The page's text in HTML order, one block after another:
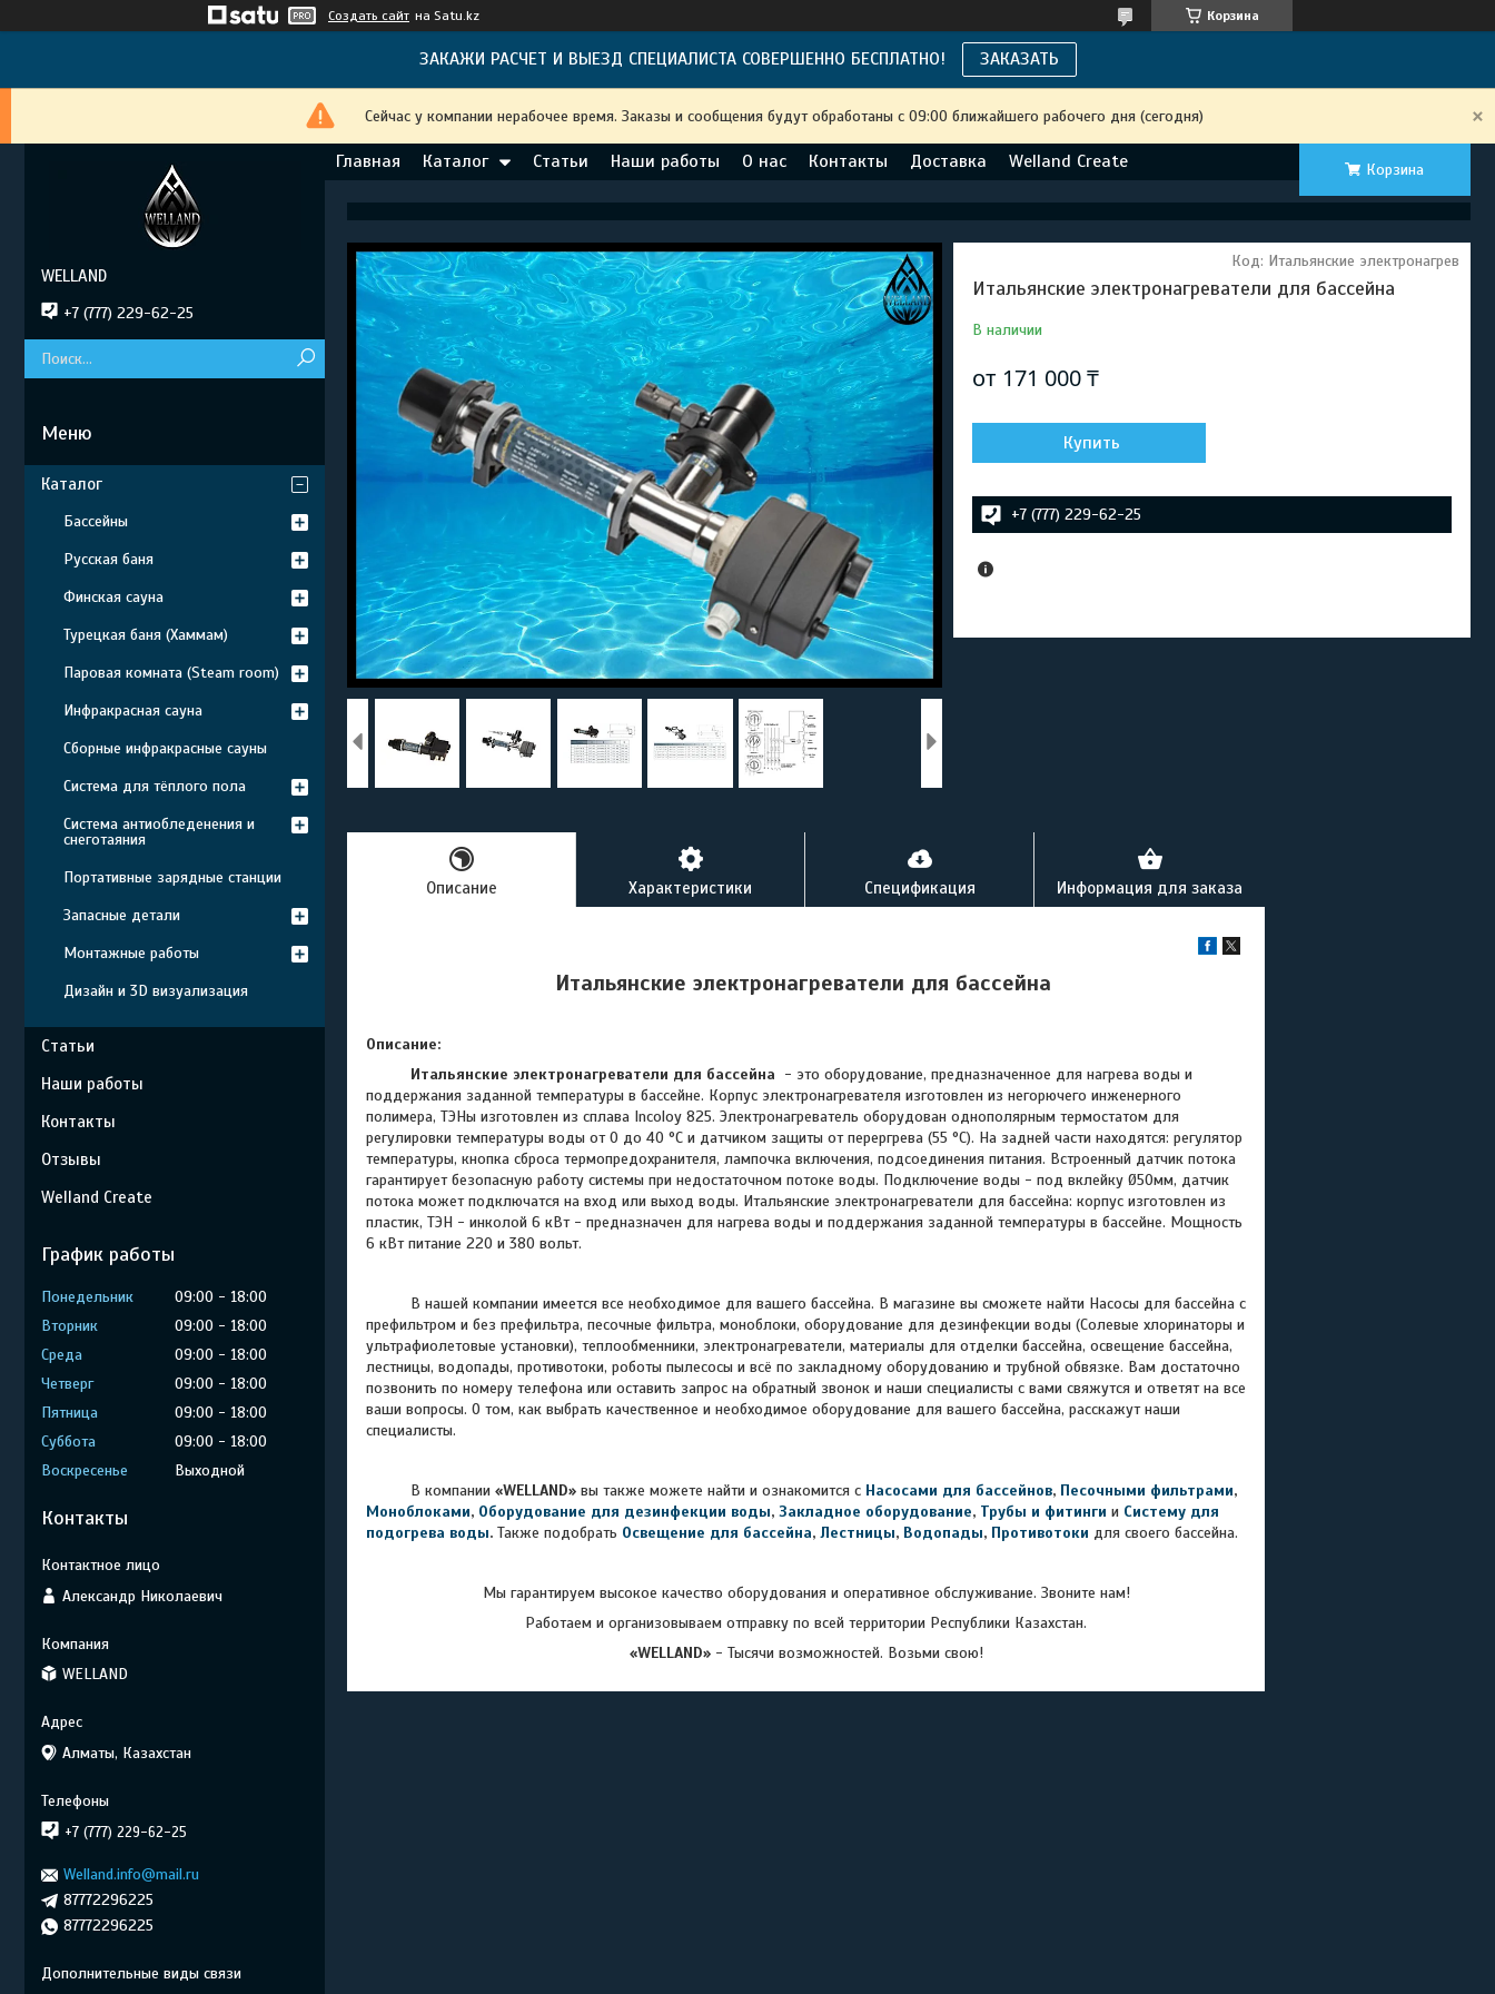
Создать сайт на Satu.kz Корзина
ЗАКАЖИ РАСЧЕТ И ВЫЕЗД СПЕЦИАЛИСТА СОВЕРШЕННО БЕСПЛАТНО! ЗАКАЗАТЬ
Сейчас у компании нерабочее время. Заказы и сообщения будут обработаны с 09:00 ближайшего рабочего дня (сегодня)
Главная Каталог Статьи Наши работы О нас Контакты Доставка Welland Create Корзина
Итальянские электронагреватели для бассейна
В наличии
Код: Итальянские электронагрев
от 171 000 ₸
Купить
+7 (777) 229-62-25
Описание Характеристики Спецификация Информация для заказа
Итальянские электронагреватели для бассейна
Описание:
Итальянские электронагреватели для бассейна - это оборудование, предназначенное для нагрева воды и
поддержания заданной температуры в бассейне. Корпус электронагревателя изготовлен из негорючего инженерного
полимера, ТЭНы изготовлен из сплава Incoloy 825. Электронагреватель оборудован однополярным термостатом для
регулировки температуры воды от 0 до 40 °C и датчиком защиты от перергрева (55 °C). На задней части находятся: регулятор
температуры, кнопка сброса термопредохранителя, лампочка включения, подсоединения питания. Встроенный датчик потока
гарантирует безопасную работу системы при недостаточном потоке воды. Подключение воды - под вклейку Ø50мм, датчик
потока может подключатся на вход или выход воды. Итальянские электронагреватели для бассейна: корпус изготовлен из
пластик, ТЭН - инколой 6 кВт - предназначен для нагрева воды и поддержания заданной температуры в бассейне. Мощность
6 кВт питание 220 и 380 вольт.
В нашей компании имеется все необходимое для вашего бассейна. В магазине вы сможете найти Насосы для бассейна с
префильтром и без префильтра, песочные фильтра, моноблоки, оборудование для дезинфекции воды (Солевые хлоринаторы и
ультрафиолетовые установки), теплообменники, электронагреватели, материалы для отделки бассейна, освещение бассейна,
лестницы, водопады, противотоки, роботы пылесосы и всё по закладному оборудованию и трубной обвязке. Вам достаточно
позвонить по номеру телефона или оставить запрос на обратный звонок и наши специалисты с вами свяжутся и ответят на все
ваши вопросы. О том, как выбрать качественное и необходимое оборудование для вашего бассейна, расскажут наши
специалисты.
В компании «WELLAND» вы также можете найти и ознакомится с Насосами для бассейнов, Песочными фильтрами,
Моноблоками, Оборудование для дезинфекции воды, Закладное оборудование, Трубы и фитинги и Систему для
подогрева воды. Также подобрать Освещение для бассейна, Лестницы, Водопады, Противотоки для своего бассейна.
Мы гарантируем высокое качество оборудования и оперативное обслуживание. Звоните нам!
Работаем и организовываем отправку по всей территории Республики Казахстан.
«WELLAND»- Тысячи возможностей. Возьми свою!
WELLAND
+7 (777) 229-62-25
Каталог
Бассейны
Русская баня
Финская сауна
Турецкая баня (Хаммам)
Паровая комната (Steam room)
Инфракрасная сауна
Сборные инфракрасные сауны
Система для тёплого пола
Система антиобледенения и
снеготаяния
Портативные зарядные станции
Запасные детали
Монтажные работы
Дизайн и 3D визуализация
Статьи
Наши работы
Контакты
Отзывы
Welland Create
График работы
Понедельник 09:00
18:00
Вторник
09:00
18:00
Среда
09:00
18:00
Четверг
09:00
18:00
Пятница
09:00
18:00
Суббота
09:00
18:00
Воскресенье
Выходной
Контакты
Александр Николаевич
WELLAND
Алматы, Казахстан
+7 (777) 229-62-25
Welland.info@mail.ru
87772296225
87772296225